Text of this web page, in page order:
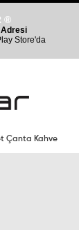
Çanta Kahve
®
Adresi
Store'da